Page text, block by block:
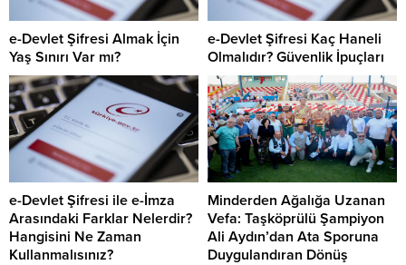
e-Devlet Şifresi Almak İçin
Yaş Sınırı Var mı?
e-Devlet Şifresi Kaç Haneli
Olmalıdır? Güvenlik İpuçları
e-Devlet Şifresi ile e-İmza
Arasındaki Farklar Nelerdir?
Hangisini Ne Zaman
Kullanmalısınız?
Minderden Ağalığa Uzanan
Vefa: Taşköprülü Şampiyon
Ali Aydın’dan Ata Sporuna
Duygulandıran Dönüş